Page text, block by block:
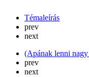
Témaleírás
prev
next
(Apának lenni nagy
prev
next